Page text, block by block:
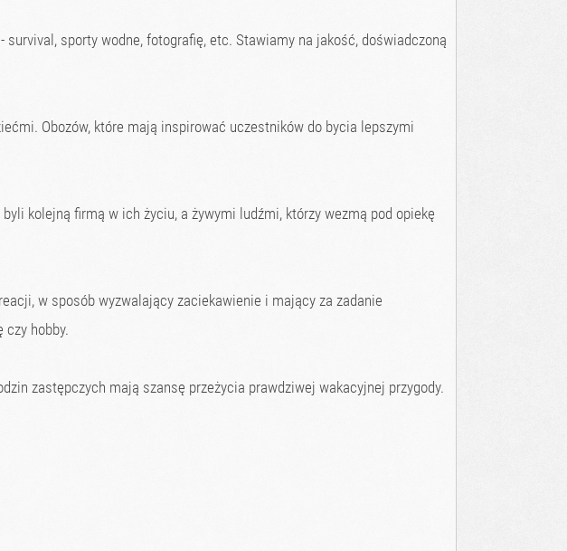
sporty wodne, fotografię, etc. Stawiamy na jakość, doświadczoną
Obozów, które mają inspirować uczestników do bycia lepszymi
kolejną firmą w ich życiu, a żywymi ludźmi, którzy wezmą pod opiekę
w sposób wyzwalający zaciekawienie i mający za zadanie
hobby.
zastępczych mają szansę przeżycia prawdziwej wakacyjnej przygody.